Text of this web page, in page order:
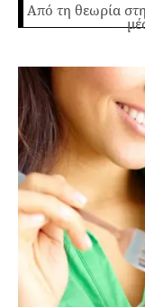
Από τη θεωρία